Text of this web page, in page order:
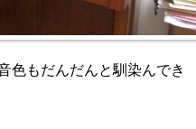
色もだんだんと馴染んでき